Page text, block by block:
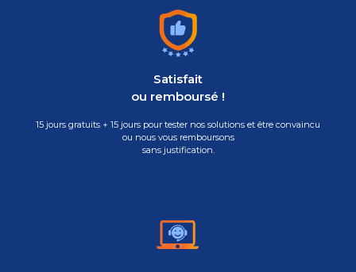
Satisfait
ou remboursé !
15 jours gratuits + 15 jours pour tester nos solutions et être convaincu
ou nous vous remboursons
sans justification.